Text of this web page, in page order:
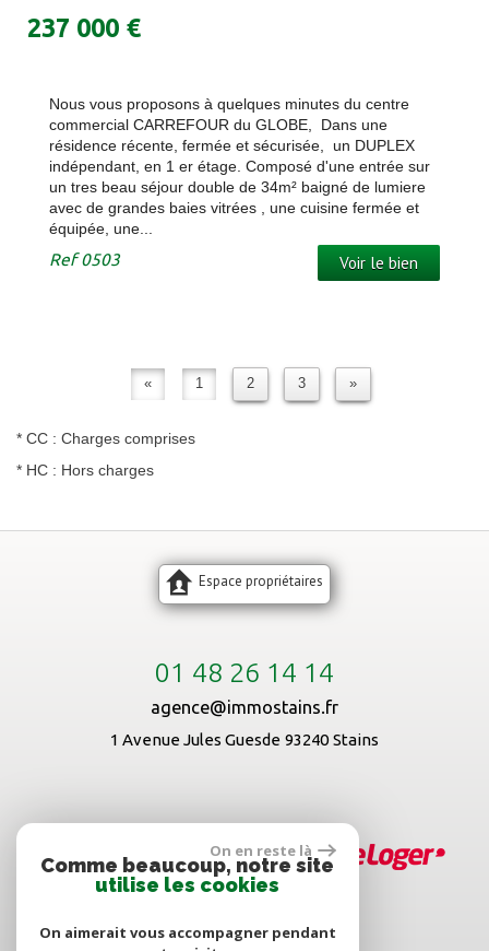
237 000 €
Nous vous proposons à quelques minutes du centre
commercial CARREFOUR du GLOBE, Dans une
résidence récente, fermée et sécurisée, un DUPLEX
indépendant, en 1 er étage. Composé d'une entrée sur
un tres beau séjour double de 34m² baigné de lumiere
avec de grandes baies vitrées , une cuisine fermée et
équipée, une...
Ref0503 Voir le bien
« 1 2 3 »
* CC : Charges comprises
* HC : Hors charges
Espace propriétaires
01 48 26 14 14
agence@immostains.fr
1 Avenue Jules Guesde 93240 Stains
On en reste là
Comme beaucoup, notre site
utilise les cookies
On aimerait vous accompagner pendant